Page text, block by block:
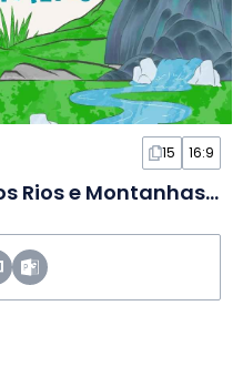
15 16:9
Geografia Ilustrada dos Rios e Montanhas dos EUA em Slides